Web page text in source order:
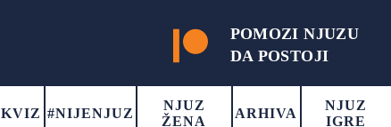
POMOZI NJUZU
DA POSTOJI
KVIZ #NIJENJUZ
NJUZ
ŽENA
ARHIVA
NJUZ
IGRE